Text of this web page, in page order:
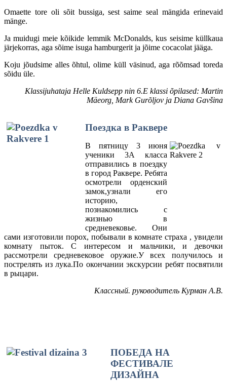
Omaette tore oli sõit bussiga, sest saime seal mängida erinevaid
mänge.
Ja muidugi meie kõikide lemmik McDonalds, kus seisime küllkaua
järjekorras, aga sõime isuga hamburgerit ja jõime cocacolat jääga.
Koju jõudsime alles õhtul, olime küll väsinud, aga rõõmsad toreda
sõidu üle.
Klassijuhataja Helle Kuldsepp nin 6.E klassi õpilased: Martin
Mäeorg, Mark Gurõljov ja Diana Gavšina
Поездка в Раквере
В пятницу 3 июня
ученики 3А класса
отправились в поездку
в город Раквере. Ребята
осмотрели орденский
замок,узнали его
историю,
познакомились с
жизнью в
средневековье. Они
сами изготовили порох, побывали в комнате страха , увидели
комнату пыток. С интересом и мальчики, и девочки
рассмотрели средневековое оружие.У всех получилось и
пострелять из лука.По окончании экскурсии ребят посвятили
в рыцари.
Классный. руководитель Курман А.В.
ПОБЕДА НА
ФЕСТИВАЛЕ
ДИЗАЙНА